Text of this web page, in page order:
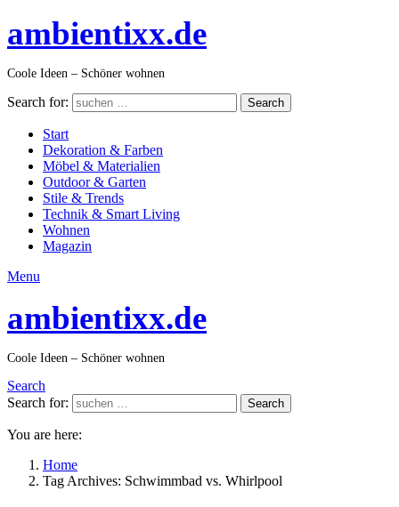
ambientixx.de
Coole Ideen – Schöner wohnen
Search for: Search
Start
Dekoration & Farben
Möbel & Materialien
Outdoor & Garten
Stile & Trends
Technik & Smart Living
Wohnen
Magazin
Menu
ambientixx.de
Coole Ideen – Schöner wohnen
Search
Search for:
Search
You are here:
Home
Tag Archives: Schwimmbad vs. Whirlpool